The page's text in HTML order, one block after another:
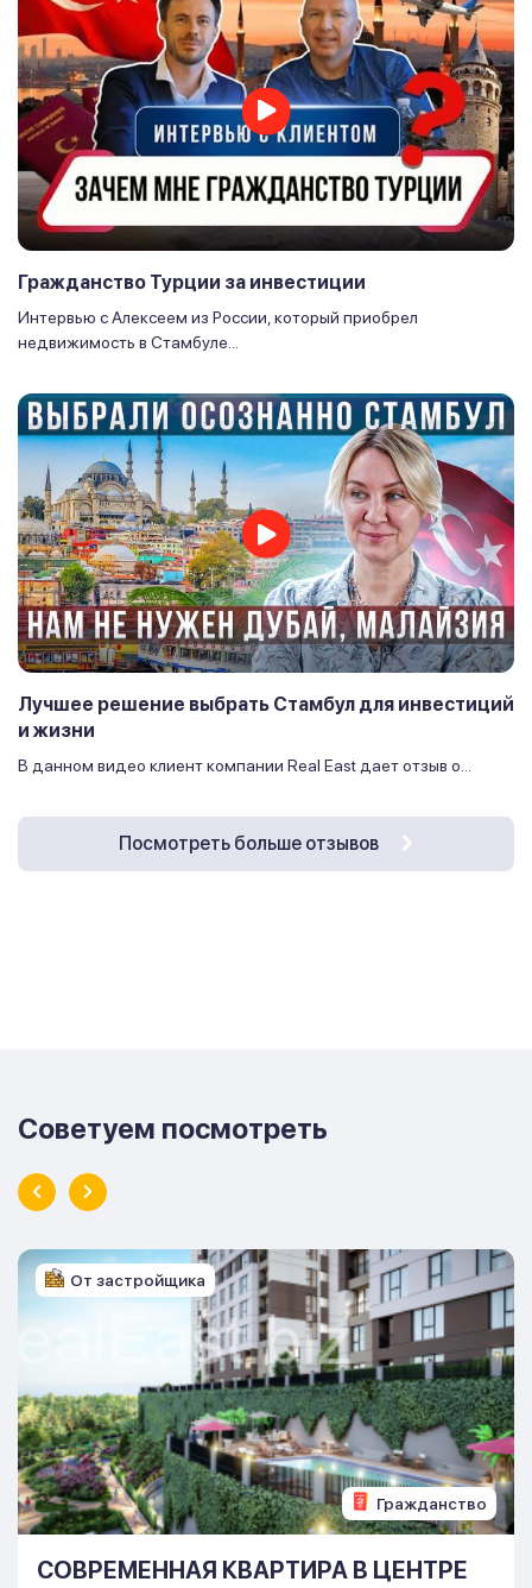
Гражданство Турции за инвестиции
Интервью с Алексеем из России, который приобрел
недвижимость в Стамбуле...
Лучшее решение выбрать Стамбул для инвестиций
и жизни
В данном видео клиент компании Real East дает отзыв о...
Посмотреть больше отзывов
Советуем посмотреть
Гражданство
От застройщика
СОВРЕМЕННАЯ КВАРТИРА В ЦЕНТРЕ